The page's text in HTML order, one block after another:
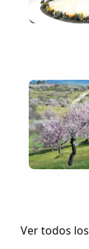
Ver todos